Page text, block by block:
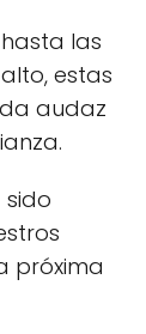
las
estas
audaz
próxima